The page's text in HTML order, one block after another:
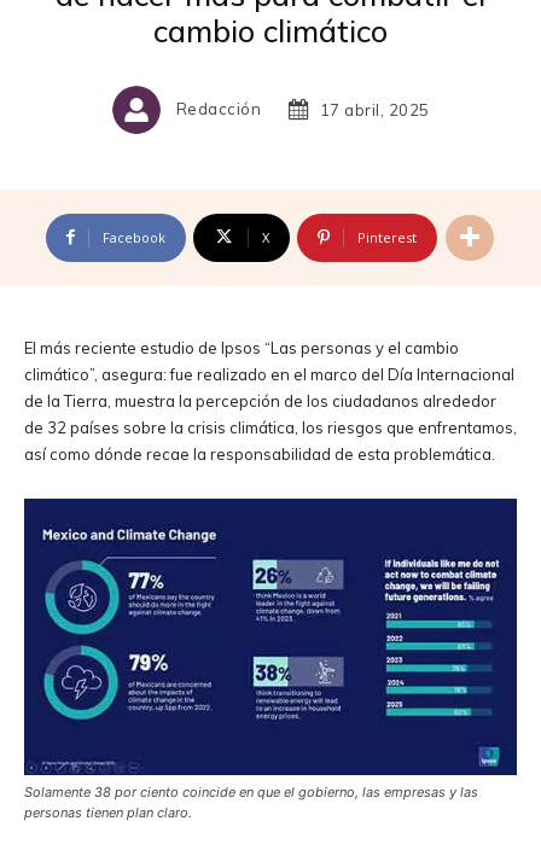
cambio climático
Redacción 17 abril, 2025
Facebook X Pinterest
El más reciente estudio de Ipsos “Las personas y el cambio
climático”, asegura: fue realizado en el marco del Día Internacional
de la Tierra, muestra la percepción de los ciudadanos alrededor
de 32 países sobre la crisis climática, los riesgos que enfrentamos,
así como dónde recae la responsabilidad de esta problemática.
Solamente 38 por ciento coincide en que el gobierno, las empresas y las
personas tienen plan claro.